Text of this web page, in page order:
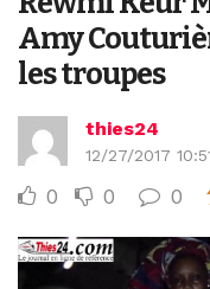
Amy
les troupes
thies24
12/27/2017
0 0 0